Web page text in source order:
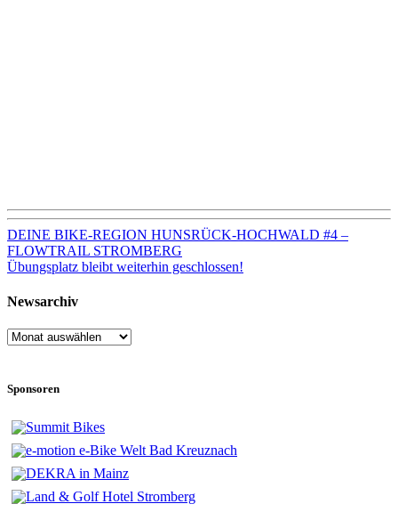
Beitragsnavigation
DEINE BIKE-REGION HUNSRÜCK-HOCHWALD #4 –
FLOWTRAIL STROMBERG
Übungsplatz bleibt weiterhin geschlossen!
Newsarchiv
Newsarchiv
Sponsoren